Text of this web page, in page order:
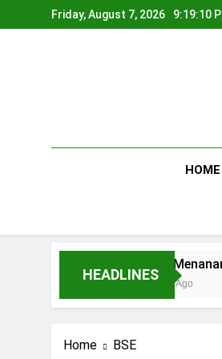
to
Friday, August 7, 2026 9:19:11
HOME
HEADLINES
Tips Menanam Melon
Home BSE